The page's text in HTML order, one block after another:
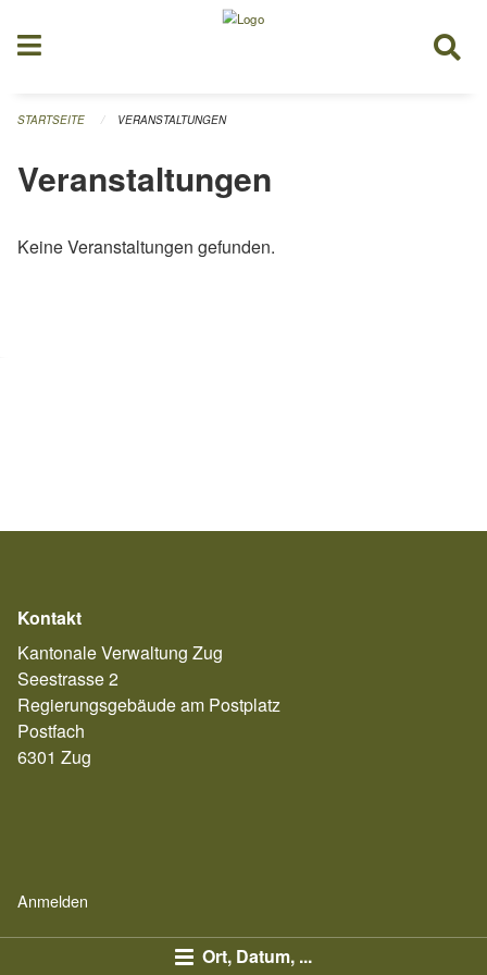
Ort, Datum, ...
STARTSEITE VERANSTALTUNGEN
Veranstaltungen
Keine Veranstaltungen gefunden.
Kontakt
Kantonale Verwaltung Zug
Seestrasse 2
Regierungsgebäude am Postplatz
Postfach
6301 Zug
Anmelden